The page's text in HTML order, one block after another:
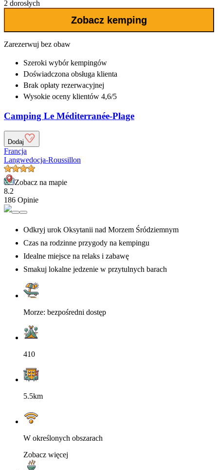
2 dorosłych
Zobacz kemping
Zarezerwuj bez obaw
Szeroki wybórkempingów
Doświadczona obsługa klienta
Brak opłaty rezerwacyjnej
Wysokie oceny klientów 4,6/5
Camping Le Méditerranée-Plage
Dodaj
Francja
Langwedocja-Roussillon
Zobacz na mapie
8.2
186 Opinie
Odkryj urok Oksytanii nad Morzem Śródziemnym
Czas na rodzinne przygody na kempingu
Idealne miejsce na relaks i zabawę
Smakuj lokalne jedzenie w przytulnych barach
Morze: bezpośredni dostęp
410
5.5km
W określonych obszarach
Zobacz więcej